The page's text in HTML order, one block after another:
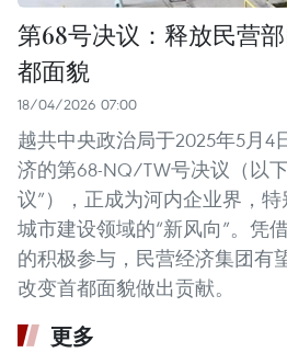
第68号决议：释放民营
都面貌
18/04/2026 07:00
越共中央政治局于2025年5月4
济的第68-NQ/TW号决议（以
议”），正成为河内企业界，
城市建设领域的“新风向”。凭
的积极参与，民营经济集团有
改变首都面貌做出贡献。
更多